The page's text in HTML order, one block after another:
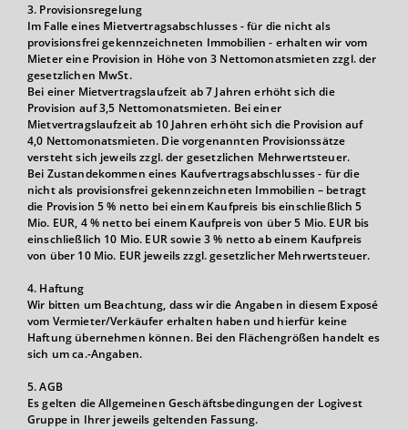
3. Provisionsregelung
Im Falle eines Mietvertragsabschlusses - für die nicht als
provisionsfrei gekennzeichneten Immobilien - erhalten wir vom
Mieter eine Provision in Höhe von 3 Nettomonatsmieten zzgl. der
gesetzlichen MwSt.
Bei einer Mietvertragslaufzeit ab 7 Jahren erhöht sich die
Provision auf 3,5 Nettomonatsmieten. Bei einer
Mietvertragslaufzeit ab 10 Jahren erhöht sich die Provision auf
4,0 Nettomonatsmieten. Die vorgenannten Provisionssätze
versteht sich jeweils zzgl. der gesetzlichen Mehrwertsteuer.
Bei Zustandekommen eines Kaufvertragsabschlusses - für die
nicht als provisionsfrei gekennzeichneten Immobilien – betragt
die Provision 5 % netto bei einem Kaufpreis bis einschließlich 5
Mio. EUR, 4 % netto bei einem Kaufpreis von über 5 Mio. EUR bis
einschließlich 10 Mio. EUR sowie 3 % netto ab einem Kaufpreis
von über 10 Mio. EUR jeweils zzgl. gesetzlicher Mehrwertsteuer.
4. Haftung
Wir bitten um Beachtung, dass wir die Angaben in diesem Exposé
vom Vermieter/Verkäufer erhalten haben und hierfür keine
Haftung übernehmen können. Bei den Flächengrößen handelt es
sich um ca.-Angaben.
5. AGB
Es gelten die Allgemeinen Geschäftsbedingungen der Logivest
Gruppe in Ihrer jeweils geltenden Fassung.